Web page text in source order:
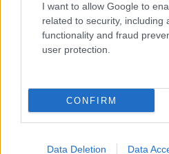
I want to allow Google to
related to security, including
functionality and fraud
user protection.
CONFIRM
Data Deletion Data
Meccs Center
Paris Saint-